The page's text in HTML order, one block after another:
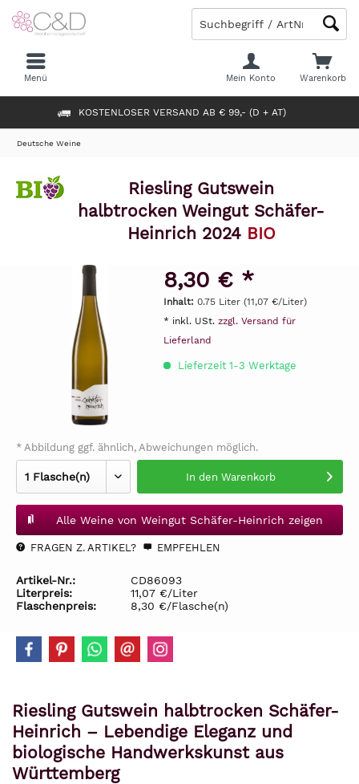
KOSTENLOSER VERSAND AB € 99,- (D + AT)
Warenkorb
Mein Konto
Menü
Deutsche Weine
Riesling Gutswein
halbtrocken Weingut Schäfer-
Heinrich 2024 BIO
8,30 € *
Inhalt: 0.75 Liter (11,07 €/Liter)
* inkl. USt. zzgl. Versand für
Lieferland
Lieferzeit 1-3 Werktage
* Abbildung ggf. ähnlich, Abweichungen möglich.
In den Warenkorb
Alle Weine von Weingut Schäfer-Heinrich zeigen
FRAGEN Z. ARTIKEL? EMPFEHLEN
Artikel-Nr.:
CD86093
Literpreis:
11,07 €/Liter
Flaschenpreis:
8,30 €/Flasche(n)
Riesling Gutswein halbtrocken Schäfer-
Heinrich – Lebendige Eleganz und
biologische Handwerkskunst aus
Württemberg